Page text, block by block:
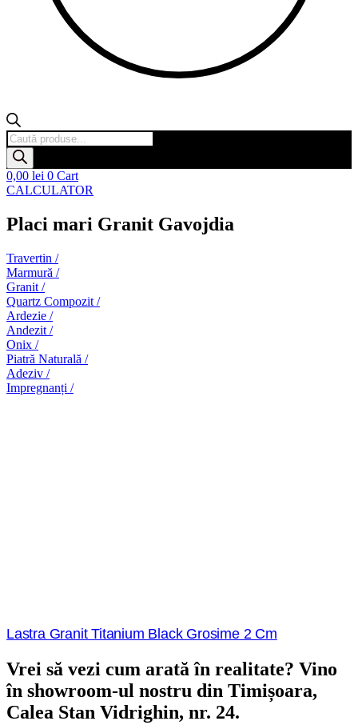
Products
search
0,00 lei 0 Cart
CALCULATOR
Placi mari Granit Gavojdia
Travertin /
Marmură /
Granit /
Quartz Compozit /
Ardezie /
Andezit /
Onix /
Piatră Naturală /
Adeziv /
Impregnanți /
Lastra Granit Titanium Black Grosime 2 Cm
Vrei să vezi cum arată în realitate? Vino
în showroom-ul nostru din Timișoara,
Calea Stan Vidrighin, nr. 24.